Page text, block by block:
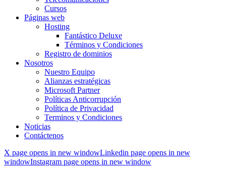
Cursos
Páginas web
Hosting
Fantástico Deluxe
Términos y Condiciones
Registro de dominios
Nosotros
Nuestro Equipo
Alianzas estratégicas
Microsoft Partner
Políticas Anticorrupción
Política de Privacidad
Terminos y Condiciones
Noticias
Contáctenos
X page opens in new windowLinkedin page opens in new
windowInstagram page opens in new window